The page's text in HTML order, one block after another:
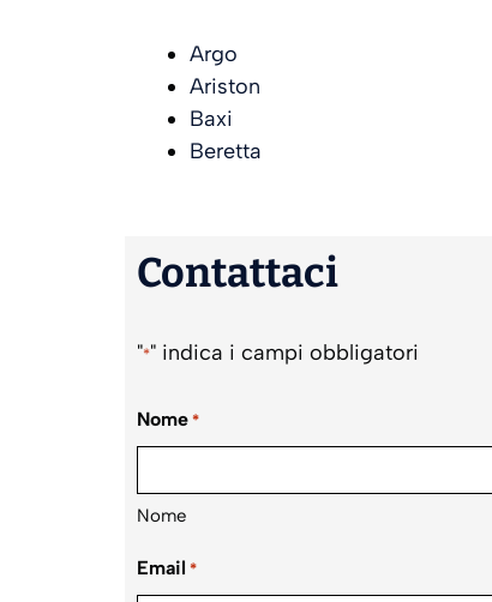
Argo
Ariston
Baxi
Beretta
Contattaci
"*" indica i campi obbligatori
Nome *
Nome
Email *